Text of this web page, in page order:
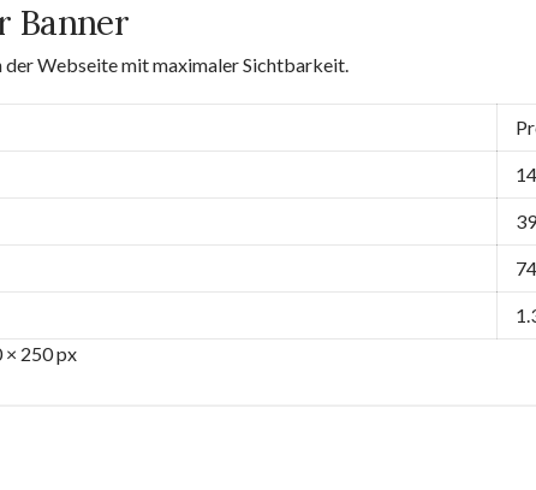
Banner
Webseite mit maximaler Sichtbarkeit.
× 250 px